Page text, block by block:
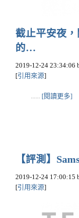
截止平安夜
的…
2019-12-24 23:34:06
[引用來源]
...... [閱讀更多]
【評測】
2019-12-24 17:00:15
[引用來源]